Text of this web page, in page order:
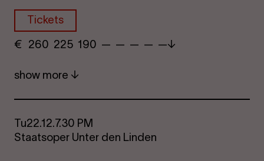
Tickets
€ ​ 260 225 190​ — — —​ — —
show more
Tu22.12.7.30 PM
Staatsoper Unter den Linden